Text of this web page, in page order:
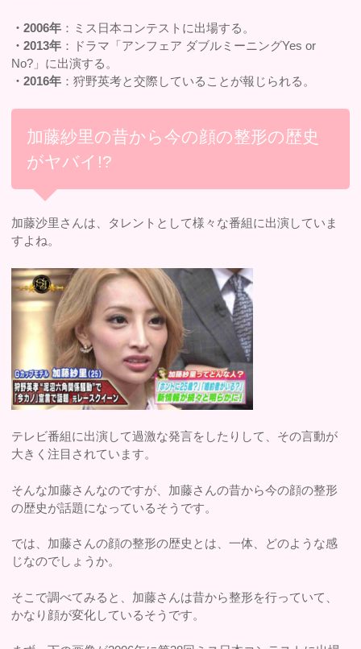
・2006年 ：ミス日本コンテストに出場する。
・2013年 ：ドラマ「アンフェア ダブルミーニングYes or
No?」に出演する。
・2016年 ：狩野英考と交際していることが報じられる。
加藤紗里の昔から今の顔の整形の歴史
がヤバイ!?
加藤沙里さんは、タレントとして様々な番組に出演していま
すよね。
テレビ番組に出演して過激な発言をしたりして、その言動が
大きく注目されています。
そんな加藤さんなのですが、加藤さんの昔から今の顔の整形
の歴史が話題になっているそうです。
では、加藤さんの顔の整形の歴史とは、一体、どのような感
じなのでしょうか。
そこで調べてみると、加藤さんは昔から整形を行っていて、
かなり顔が変化しているそうです。